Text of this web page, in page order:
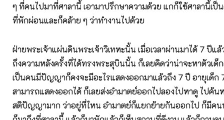
ๆ ที่คนไปมาที่ศาลานี้ เอามาปรึกษาความด้วย แกก็ใช้ศาลานี้เป็
ที่พักผ่อนและก็คล้าย ๆ ว่าทำงานไปด้วย
ฝ่ายพระเจ้าแผ่นดินพระเจ้าวิเทหะนั้น เมื่อเวลาผ่านมาได้ 7 ปีแ
ถึงความหลังครั้งที่ได้ทรงพระสุบินนั้น ก็เลยคิดว่าน่าจะหาตัวเด็
เป็นคนมีปัญญาก็คงจะมีอะไรแสดงออกมาแล้วถึง 7 ปี อายุเด็ก
สามารถแสดงออกได้ ก็เลยส่งอำมาตย์ออกไปลองไปหาดู ไปค้น
สติปัญญามาก ว่าอยู่ที่ไหน อำมาตย์ก็แยกย้ายกันออกไป ก็มีคน